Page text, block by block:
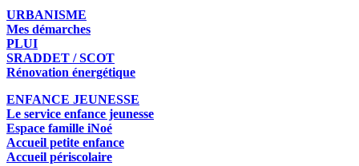
URBANISME
Mes démarches
PLUI
SRADDET / SCOT
Rénovation énergétique
ENFANCE JEUNESSE
Le service enfance jeunesse
Espace famille iNoé
Accueil petite enfance
Accueil périscolaire